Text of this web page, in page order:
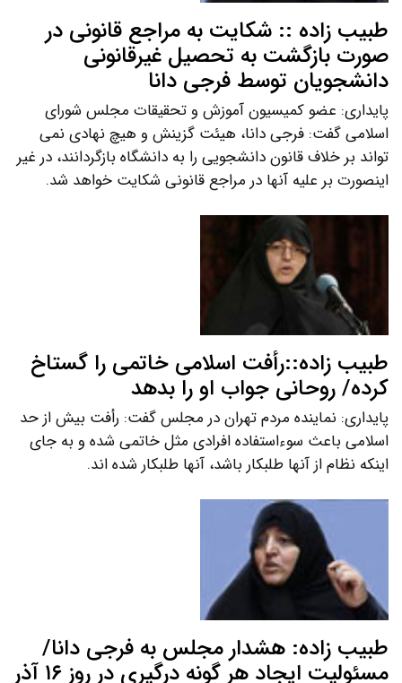
طبیب زاده :: شکایت به مراجع قانونی در
صورت بازگشت به تحصیل غیرقانونی
دانشجویان توسط فرجی دانا
پایداری: عضو کمیسیون آموزش و تحقیقات مجلس شورای
اسلامی گفت: فرجی دانا، هیئت گزینش و هیچ نهادی نمی
تواند بر خلاف قانون دانشجویی را به دانشگاه بازگردانند، در غیر
اینصورت بر علیه آنها در مراجع قانونی شکایت خواهد شد.
طبیب زاده::رأفت اسلامی خاتمی را گستاخ
کرده/ روحانی جواب او را بدهد
پایداری: نماینده مردم تهران در مجلس گفت: رأفت بیش از حد
اسلامی باعث سوءاستفاده افرادی مثل خاتمی شده و به جای
اینکه نظام از آنها طلبکار باشد، آنها طلبکار شده اند.
طبیب زاده: هشدار مجلس به فرجی دانا/
مسئولیت ایجاد هر گونه درگیری در روز ۱۶ آذر